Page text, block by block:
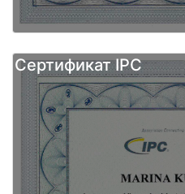
Сертификат IPC